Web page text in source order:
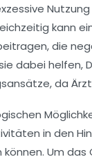
kann
die
dabei helfen,
da
in den
Um